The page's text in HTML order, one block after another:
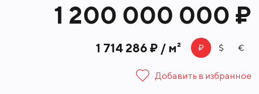
Добавить в избранное
1 200 000 000 ₽
1 714 286 ₽ / м²